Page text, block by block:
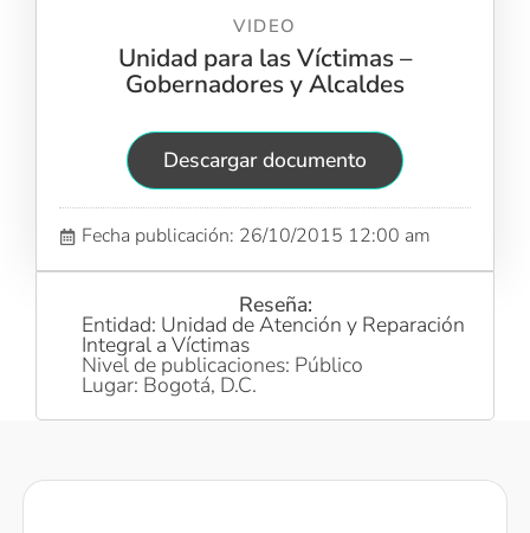
VIDEO
Unidad para las Víctimas –
Gobernadores y Alcaldes
Descargar documento
Fecha publicación: 26/10/2015 12:00 am
Reseña:
Entidad: Unidad de Atención y Reparación
Integral a Víctimas
Nivel de publicaciones: Público
Lugar: Bogotá, D.C.